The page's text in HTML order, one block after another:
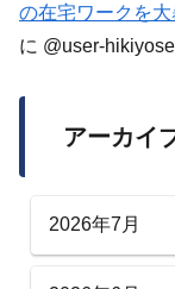
の在宅ワークを大
に @user-
アーカイ
2026年7月